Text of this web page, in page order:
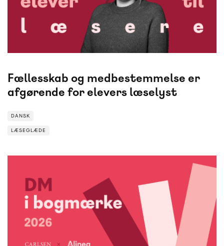
Fællesskab og medbestemmelse er
afgørende for elevers læselyst
DANSK
LÆSEGLÆDE
i København løb af stablen den 4.-5. marts.
Var du en af dem, der ikke kunne være der, får du
her alle guldkorn fra fri-